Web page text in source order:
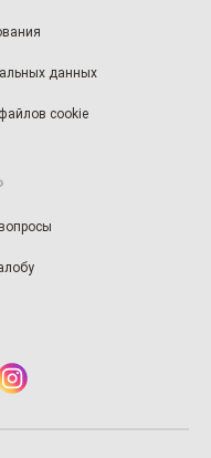
данных
cookie